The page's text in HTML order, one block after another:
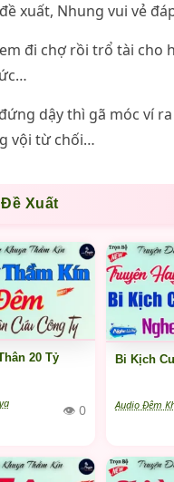
xuất, Nhung vui vẻ
đi chợ rồi trổ tài cho
dậy thì gã móc ví
vội từ chối…
Xuất
20 Tỷ
👁 0
Bi Kịch
Audio Đêm